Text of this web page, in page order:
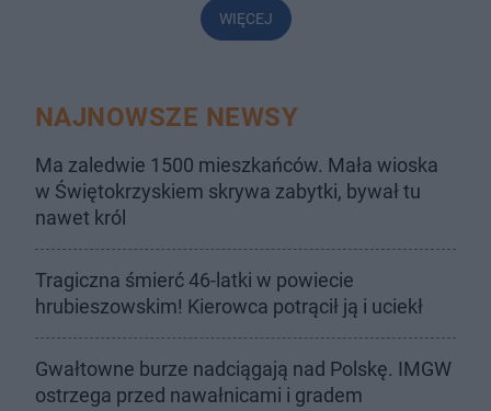
WIĘCEJ
NAJNOWSZE NEWSY
Ma zaledwie 1500 mieszkańców. Mała wioska
w Świętokrzyskiem skrywa zabytki, bywał tu
nawet król
Tragiczna śmierć 46-latki w powiecie
hrubieszowskim! Kierowca potrącił ją i uciekł
Gwałtowne burze nadciągają nad Polskę. IMGW
ostrzega przed nawałnicami i gradem